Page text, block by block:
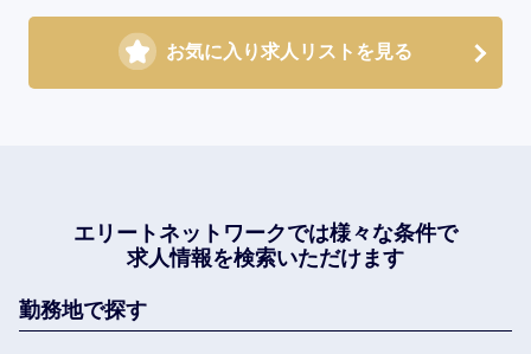
お気に入り求人リストを見る
エリートネットワークでは様々な条件で
求人情報を検索いただけます
勤務地で探す